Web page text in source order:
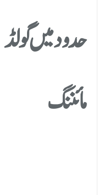
حدود میں گولڈ
مائننگ